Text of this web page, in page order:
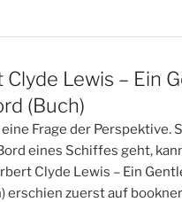
Clyde Lewis – Ein
(Buch)
Frage der Perspektive.
eines Schiffes geht,
Clyde Lewis – Ein
erschien zuerst auf